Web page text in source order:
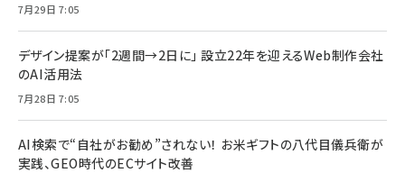
7月29日 7:05
デザイン提案が「2週間→2日に」 設立22年を迎えるWeb制作会社
のAI活用法
7月28日 7:05
AI検索で“自社がお勧め”されない！ お米ギフトの八代目儀兵衛が
実践、GEO時代のECサイト改善